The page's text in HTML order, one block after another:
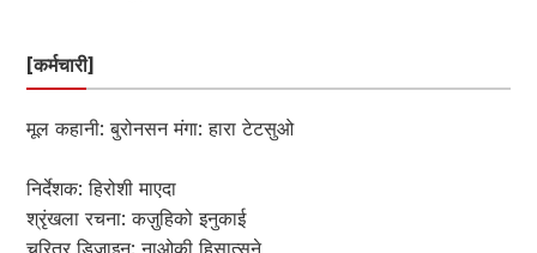
[कर्मचारी]
मूल कहानी: बुरोनसन मंगा: हारा टेटसुओ
निर्देशक: हिरोशी माएदा
श्रृंखला रचना: कज़ुहिको इनुकाई
चरित्र डिजाइन: नाओकी हिसात्सुने